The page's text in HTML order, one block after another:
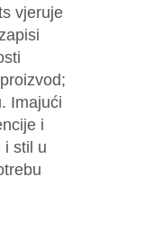
vjeruje
Imajući
i
i stil u